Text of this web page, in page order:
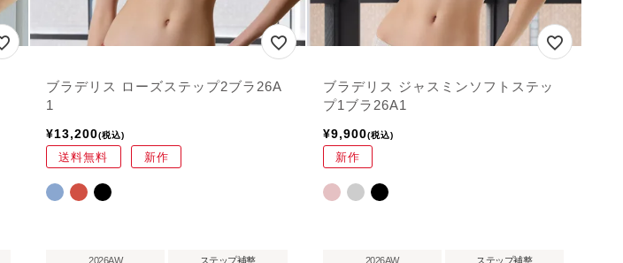
ブラデリス ローズステップ2ブラ26A
1
¥13,200 税込
送料無料 新作
2026AW ステップ補整
ブラデリス ジャスミンソフトステッ
プ1ブラ26A1
¥9,900 税込
新作
2026AW ステップ補整